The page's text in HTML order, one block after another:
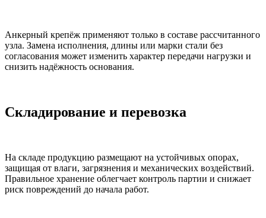
Анкерный крепёж применяют только в составе рассчитанного
узла. Замена исполнения, длины или марки стали без
согласования может изменить характер передачи нагрузки и
снизить надёжность основания.
Складирование и перевозка
На складе продукцию размещают на устойчивых опорах,
защищая от влаги, загрязнения и механических воздействий.
Правильное хранение облегчает контроль партии и снижает
риск повреждений до начала работ.